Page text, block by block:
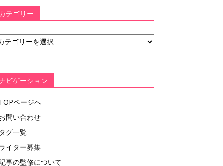
カテゴリー
ビゲーション
TOPページへ
お問い合わせ
タグ一覧
ライター募集
事の監修について